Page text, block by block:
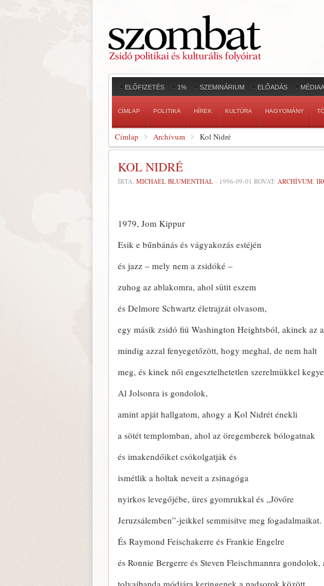
ELŐFIZETÉS 1% SZEMINÁRIUM ELŐADÁS
CÍMLAP POLITIKA HÍREK KULTÚRA HAGYOMÁNY
Címlap Archívum Kol Nidré
KOL NIDRÉ
ÍRTA: MICHAEL BLUMENTHAL - 1996-09-01 ROVAT: ARCHÍVUM,
1979, Jom Kippur
Esik e bűnbánás és vágyakozás estéjén
és jazz – mely nem a zsidóké –
zuhog az ablakomra, ahol sütit eszem
és Delmore Schwartz életrajzát olvasom,
egy másik zsidó fiú Washington Heightsból, akinek az
mindig azzal fenyegetőzött, hogy meghal, de nem halt
meg, és kinek női engesztelhetetlen szerelmükkel
Al Jolsonra is gondolok,
amint apját hallgatom, ahogy a Kol Nidrét énekli
a sötét templomban, ahol az öregemberek bólogatnak
és imakendőiket csókolgatják és
ismétlik a holtak neveit a zsinagóga
nyirkos levegőjébe, üres gyomrukkal és „Jövőre
Jeruzsálemben”-jeikkel semmisítve meg fogadalmaikat.
És Raymond Feischakerre és Frankie Engelre
és Ronnie Bergerre és Steven Fleischmannra gondolok,
tolvajbanda módjára keringenek a padsorok között,